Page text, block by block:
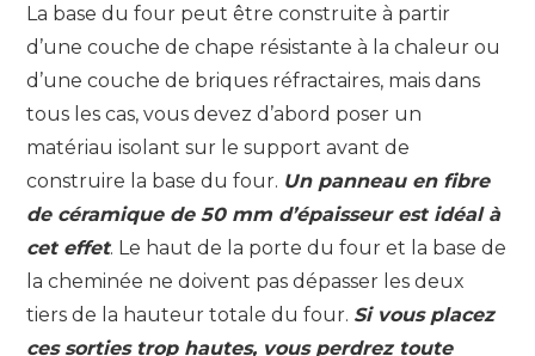
La base du four peut être construite à partir
d’une couche de chape résistante à la chaleur ou
d’une couche de briques réfractaires, mais dans
tous les cas, vous devez d’abord poser un
matériau isolant sur le support avant de
construire la base du four. Un panneau en fibre
de céramique de 50 mm d’épaisseur est idéal à
cet effet. Le haut de la porte du four et la base de
la cheminée ne doivent pas dépasser les deux
tiers de la hauteur totale du four. Si vous placez
ces sorties trop hautes, vous perdrez toute